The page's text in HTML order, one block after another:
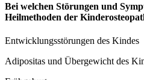
Bei welchen Störungen und
Heilmethoden der
Entwicklungsstörungen des Kindes
Adipositas und Übergewicht des